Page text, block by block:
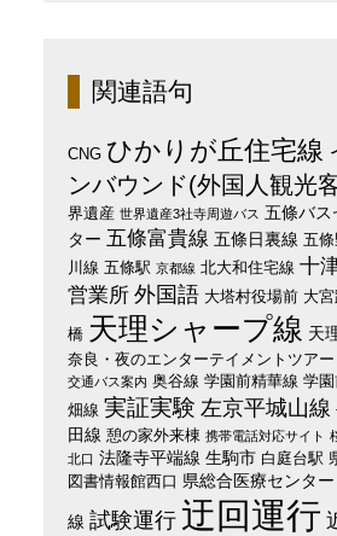
関連語句
CNG ひかりが丘住宅線
ンバウンド(外国人観光
界遺産 世界遺産3社寺周遊バス 五條バス
ター 五條富貴線 五條日裏線 五條
川線 五條駅 京都線 北大和住宅線 十
営業所 外国語 大塔村役場前 大
橋 天理シャープ線 天
奈良・夜のエンターテイメントツアー
交通バス案内 奥谷線 学園前精華線 学
畑線 実証実験 左京平城山線
田線 憩の家外来棟 携帯電話対応サイト
北口 法隆寺平端線 生駒市 白庭台駅
図書情報館西口 県総合医療センター
線 試験運行 迂回運行